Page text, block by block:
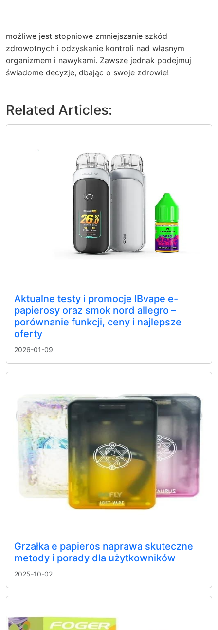
możliwe jest stopniowe zmniejszanie szkód
zdrowotnych i odzyskanie kontroli nad własnym
organizmem i nawykami. Zawsze jednak podejmuj
świadome decyzje, dbając o swoje zdrowie!
Related Articles:
Aktualne testy i promocje IBvape e-
papierosy oraz smok nord allegro –
porównanie funkcji, ceny i najlepsze
oferty
2026-01-09
Grzałka e papieros naprawa skuteczne
metody i porady dla użytkowników
2025-10-02